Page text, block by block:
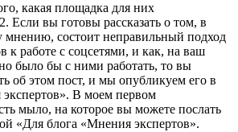
какая площадка для них
Если вы готовы рассказать о том, в
мнению, состоит неправильный подход
к работе с соцсетями, и как, на ваш
было бы с ними работать, то вы
об этом пост, и мы опубликуем его в
В моем первом
мыло, на которое вы можете послать
«Для блога «Мнения экспертов».